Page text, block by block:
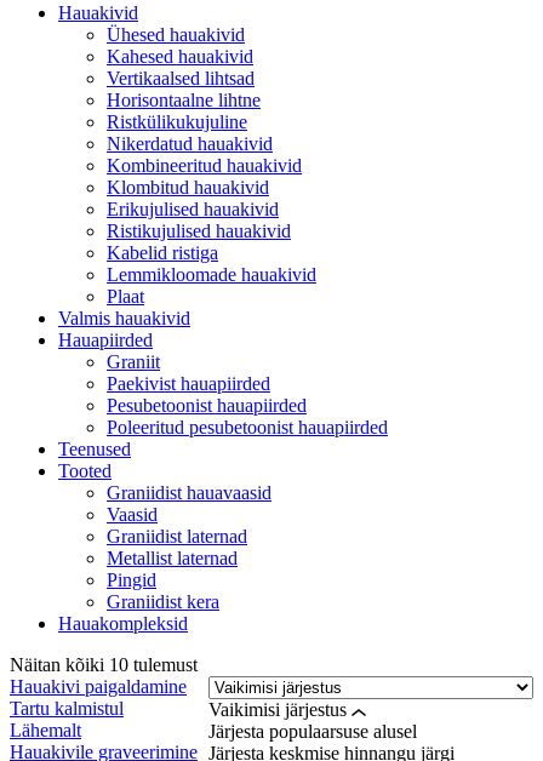
Hauakivid
Ühesed hauakivid
Kahesed hauakivid
Vertikaalsed lihtsad
Horisontaalne lihtne
Ristkülikukujuline
Nikerdatud hauakivid
Kombineeritud hauakivid
Klombitud hauakivid
Erikujulised hauakivid
Ristikujulised hauakivid
Kabelid ristiga
Lemmikloomade hauakivid
Plaat
Valmis hauakivid
Hauapiirded
Graniit
Paekivist hauapiirded
Pesubetoonist hauapiirded
Poleeritud pesubetoonist hauapiirded
Teenused
Tooted
Graniidist hauavaasid
Vaasid
Graniidist laternad
Metallist laternad
Pingid
Graniidist kera
Hauakompleksid
Näitan kõiki 10 tulemust
Vaikimisi järjestus
Järjesta populaarsuse alusel
Järjesta keskmise hinnangu järgi
Hauakivi paigaldamine
Tartu kalmistul
Lähemalt
Hauakivile graveerimine